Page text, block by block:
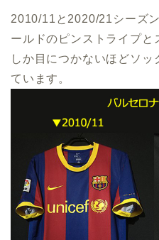
2010/11と2020/21シーズ
ールドのピンストライプと
しか目につかないほどソッ
ています。